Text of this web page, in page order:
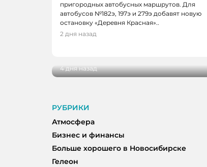
пригородных автобусных маршрутов. Для
автобусов №182э, 197э и 279э добавят новую
остановку «Деревня Красная»..
2 дня назад
НОВОСТИ, НОВОСТИ КЕМЕРОВО
В Кемерове выбрали лучшую
4 дня назад
РУБРИКИ
Атмосфера
Бизнес и финансы
Больше хорошего в Новосибирске
Гелеон